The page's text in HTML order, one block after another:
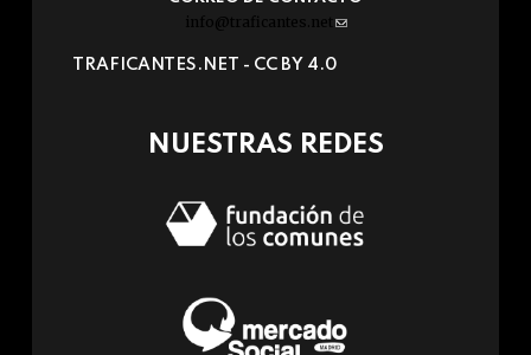
info@traficantes.net (link
e-
TRAFICANTES.NET - CC BY 4.0
NUESTRAS REDES